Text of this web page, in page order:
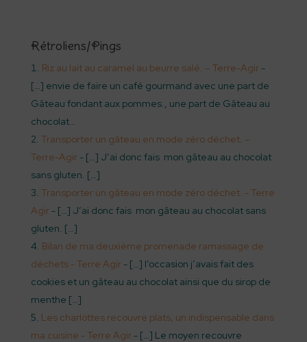
Rétroliens/Pings
Riz au lait au caramel au beurre salé. – Terre-Agir-
[…] envie de faire un café gourmand avec une part de
Gâteau fondant aux pommes., une part de Gâteau au
chocolat…
Transporter un gâteau en mode zéro déchet. –
Terre-Agir- […] J’ai donc fais mon gâteau au chocolat
sans gluten. […]
Transporter un gâteau en mode zéro déchet. - Terre
Agir- […] J’ai donc fais mon gâteau au chocolat sans
gluten. […]
Bilan de ma deuxième promenade ramassage de
déchets - Terre Agir- […] l’occasion j’avais fait des
cookies et un gâteau au chocolat ainsi que du sirop de
menthe […]
Les charlottes recouvre plats, un indispensable dans
ma cuisine - Terre Agir- […] Le moyen recouvre